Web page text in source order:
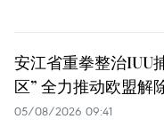
安江省重拳整治IUU
区” 全力推动欧盟解
05/08/2026 09:41